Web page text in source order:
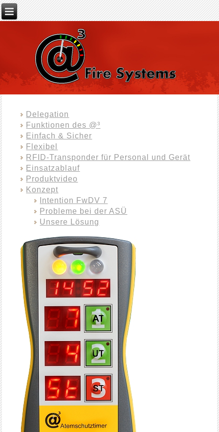
Delegation
Funktionen des @³
Einfach & Sicher
Flexibel
RFID-Transponder für Personal und Gerät
Einsatzablauf
Produktvideo
Konzept
Intention FwDV 7
Probleme bei der ASÜ
Unsere Lösung